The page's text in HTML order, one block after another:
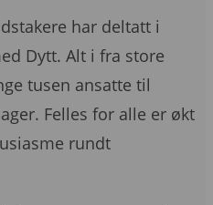
har deltatt i
Dytt. Alt i fra store
tusen ansatte til
Felles for alle er økt
rundt